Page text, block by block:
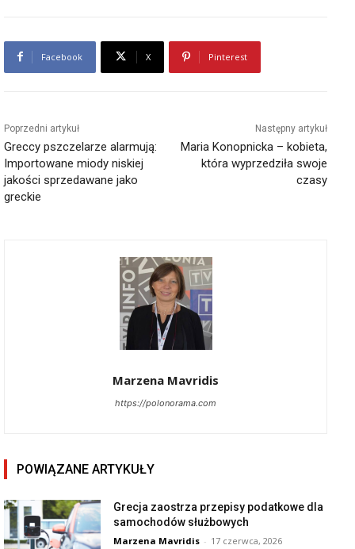
Facebook X Pinterest
Poprzedni artykuł
Greccy pszczelarze alarmują:
Importowane miody niskiej
jakości sprzedawane jako
greckie
Następny artykuł
Maria Konopnicka – kobieta,
która wyprzedziła swoje
czasy
Marzena Mavridis
https://polonorama.com
POWIĄZANE ARTYKUŁY
Grecja zaostrza przepisy podatkowe dla
samochodów służbowych
Marzena Mavridis - 17 czerwca, 2026